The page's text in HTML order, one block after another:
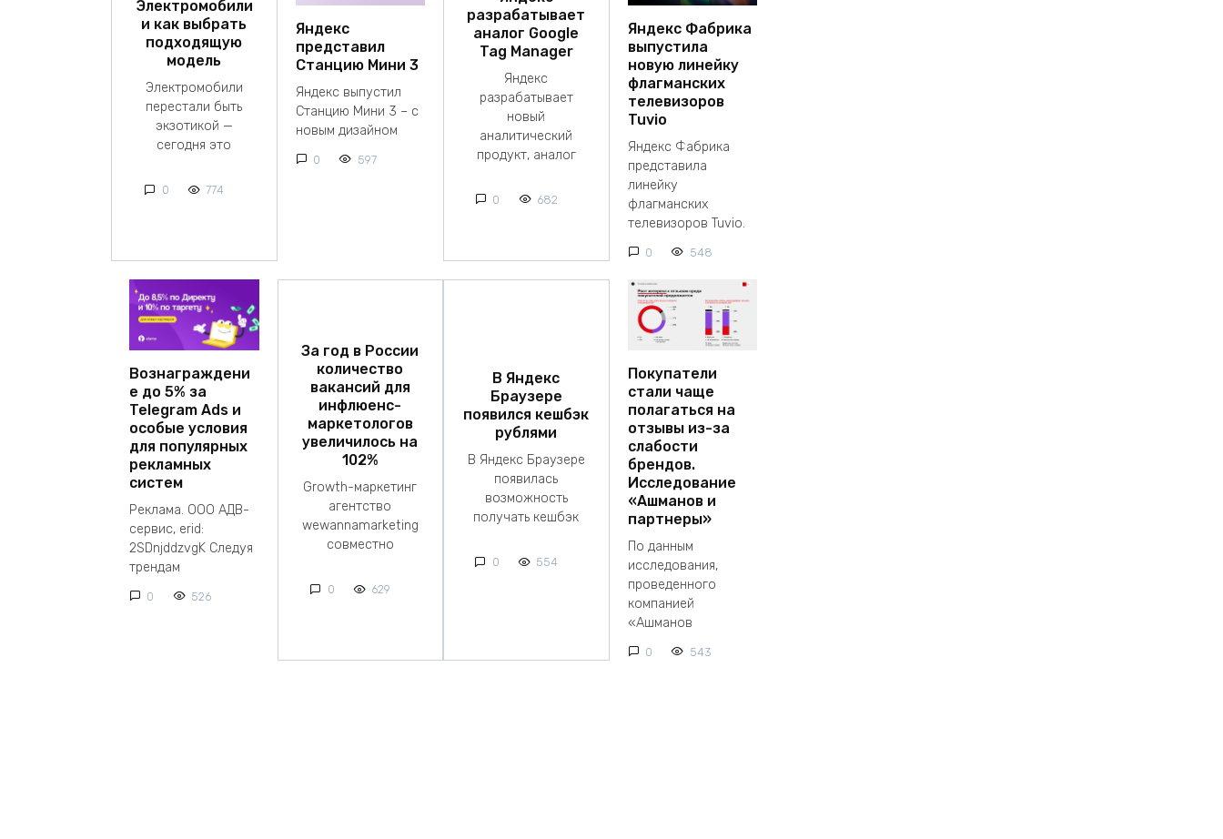
Электромобили
и как выбрать
подходящую
модель
Электромобили
перестали быть
экзотикой —
сегодня это
0 774
Яндекс
представил
Станцию Мини 3
Яндекс выпустил
Станцию Мини 3 – с
новым дизайном
0 597
разрабатывает
аналог Google
Tag Manager
Яндекс
разрабатывает
новый
аналитический
продукт, аналог
0 682
Яндекс Фабрика
выпустила
новую линейку
флагманских
телевизоров
Tuvio
Яндекс Фабрика
представила
линейку
флагманских
телевизоров Tuvio.
0 548
Вознаграждени
е до 5% за
Telegram Ads и
особые условия
для популярных
рекламных
систем
Реклама. ООО АДВ-
сервис, erid:
2SDnjddzvgK Следуя
трендам
0 526
За год в России
количество
вакансий для
инфлюенс-
маркетологов
увеличилось на
102%
Growth-маркетинг
агентство
wewannamarketing
совместно
0 629
В Яндекс
Браузере
появился кешбэк
рублями
В Яндекс Браузере
появилась
возможность
получать кешбэк
0 554
Покупатели
стали чаще
полагаться на
отзывы из-за
слабости
брендов.
Исследование
«Ашманов и
партнеры»
По данным
исследования,
проведенного
компанией
«Ашманов
0 543